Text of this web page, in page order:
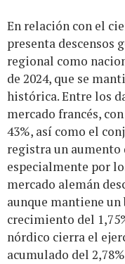
En relación con el
presenta descensos
regional como
de 2024, que se
histórica. Entre los
mercado francés,
43%, así como el
registra un aumento
especialmente por
mercado alemán
aunque mantiene
crecimiento del
nórdico cierra el
acumulado del